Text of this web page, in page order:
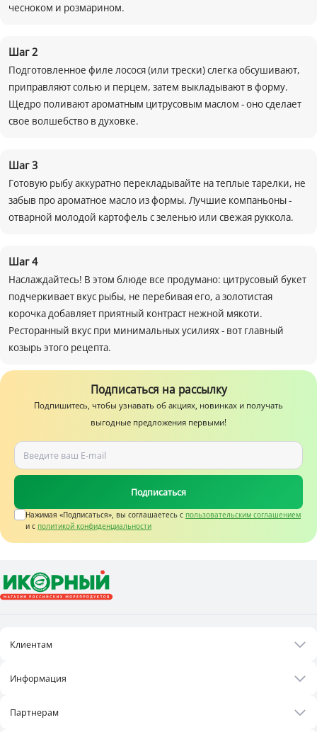
чесноком и розмарином.
Шаг2
Подготовленное филе лосося (или трески) слегка обсушивают,
приправляют солью и перцем, затем выкладывают в форму.
Щедро поливают ароматным цитрусовым маслом - оно сделает
свое волшебство в духовке.
Шаг3
Готовую рыбу аккуратно перекладывайте на теплые тарелки, не
забыв про ароматное масло из формы. Лучшие компаньоны -
отварной молодой картофель с зеленью или свежая руккола.
Шаг4
Наслаждайтесь! В этом блюде все продумано: цитрусовый букет
подчеркивает вкус рыбы, не перебивая его, а золотистая
корочка добавляет приятный контраст нежной мякоти.
Ресторанный вкус при минимальных усилиях - вот главный
козырь этого рецепта.
Подписаться на рассылку
Подпишитесь, чтобы узнавать об акциях, новинках и получать
выгодные предложения первыми!
Подписаться
Нажимая «Подписаться», вы соглашаетесь c пользовательским соглашением
и с политикой конфиденциальности
Клиентам
Бонусная программа
Информация
Партнерам